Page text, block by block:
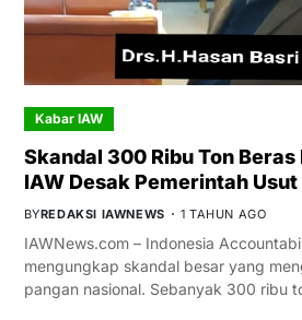
Kabar IAW
Skandal 300 Ribu Ton
IAW Desak Pemerintah
BYREDAKSI IAWNEWS 1 TAHUN AGO
IAWNews.com – Indonesia
mengungkap skandal besar yang
pangan nasional. Sebanyak 300 ribu